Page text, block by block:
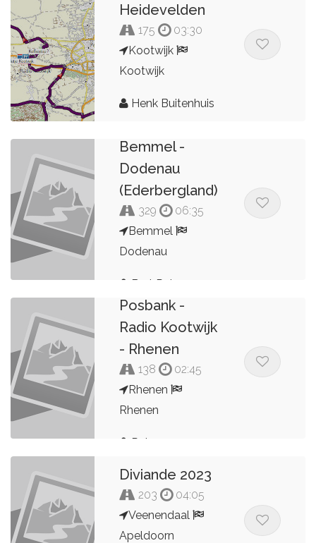
Heidevelden
175
03:30
Kootwijk
Kootwijk
Henk Buitenhuis
Bemmel -
Dodenau
(Ederbergland)
329
06:35
Bemmel
Dodenau
Bert Peters
Rhenen -
Posbank -
Radio Kootwijk
- Rhenen
138
02:45
Rhenen
Rhenen
Peter
Diviande 2023
203
04:05
Veenendaal
Apeldoorn